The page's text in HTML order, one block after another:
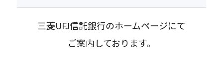
三菱UFJ信託銀行のホームページにて
ご案内しております。